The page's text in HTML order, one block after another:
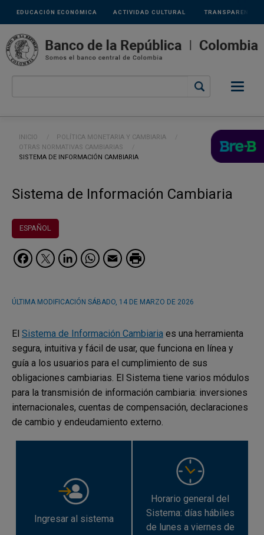
Pasar al contenido principal
Links
secundarios
ACTIVIDAD CULTURAL
EDUCACIÓN ECONÓMICA TRANSPARENCIA
Ruta de navegación
INICIO
POLÍTICA MONETARIA Y CAMBIARIA
OTRAS NORMATIVAS CAMBIARIAS
CURRENT:
SISTEMA DE INFORMACIÓN CAMBIARIA
Sistema de Información Cambiaria
ESPAÑOL
Facebook
Twitter
LinkedIn
WhatsApp
Email
ÚLTIMA MODIFICACIÓN SÁBADO, 14 DE MARZO DE 2026
El Sistema de Información Cambiaria es una herramienta
segura, intuitiva y fácil de usar, que funciona en línea y
guía a los usuarios para el cumplimiento de sus
obligaciones cambiarias. El Sistema tiene varios módulos
para la transmisión de información cambiaria: inversiones
internacionales, cuentas de compensación, declaraciones
de cambio y endeudamiento externo.
Ingresar al sistema
Horario general del
Sistema: días hábiles
de lunes a viernes de